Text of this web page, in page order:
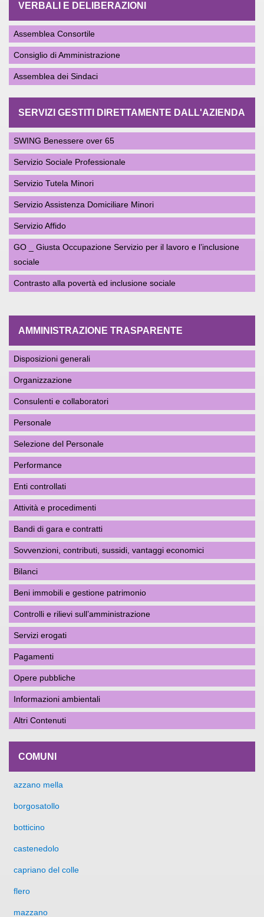
VERBALI E DELIBERAZIONI
Assemblea Consortile
Consiglio di Amministrazione
Assemblea dei Sindaci
SERVIZI GESTITI DIRETTAMENTE DALL'AZIENDA
SWING Benessere over 65
Servizio Sociale Professionale
Servizio Tutela Minori
Servizio Assistenza Domiciliare Minori
Servizio Affido
GO _ Giusta Occupazione Servizio per il lavoro e l’inclusione
sociale
Contrasto alla povertà ed inclusione sociale
AMMINISTRAZIONE TRASPARENTE
Disposizioni generali
Organizzazione
Consulenti e collaboratori
Personale
Selezione del Personale
Performance
Enti controllati
Attività e procedimenti
Bandi di gara e contratti
Sovvenzioni, contributi, sussidi, vantaggi economici
Bilanci
Beni immobili e gestione patrimonio
Controlli e rilievi sull’amministrazione
Servizi erogati
Pagamenti
Opere pubbliche
Informazioni ambientali
Altri Contenuti
COMUNI
azzano mella
borgosatollo
botticino
castenedolo
capriano del colle
flero
mazzano